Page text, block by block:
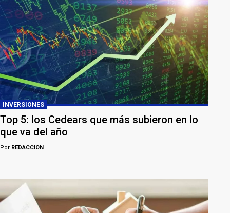
INVERSIONES
Top 5: los Cedears que más subieron en lo
que va del año
Por REDACCION